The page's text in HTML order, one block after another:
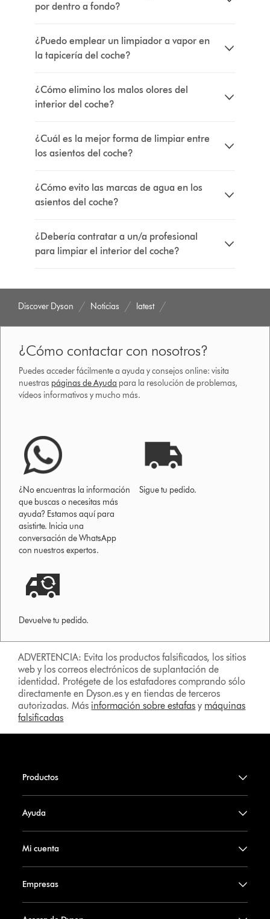
por dentro a fondo?
¿Puedo emplear un limpiador a vapor en
la tapicería del coche?
¿Cómo elimino los malos olores del
interior del coche?
¿Cuál es la mejor forma de limpiar entre
los asientos del coche?
¿Cómo evito las marcas de agua en los
asientos del coche?
¿Debería contratar a un/a profesional
para limpiar el interior del coche?
Discover Dyson Noticias latest
¿Cómo contactar con nosotros?
Puedes acceder fácilmente a ayuda y consejos online: visita
nuestras páginas de Ayuda para la resolución de problemas,
vídeos informativos y mucho más.
¿No encuentras la información
que buscas o necesitas más
ayuda? Estamos aquí para
asistirte. Inicia una
conversación de WhatsApp
con nuestros expertos.
Sigue tu pedido.
Devuelve tu pedido.
ADVERTENCIA: Evita los productos falsificados, los sitios
web y los correos electrónicos de suplantación de
identidad. Protégete de los estafadores comprando sólo
directamente en Dyson.es y en tiendas de terceros
autorizadas. Más información sobre estafas y máquinas
falsificadas
Productos
Ayuda
Mi cuenta
Empresas